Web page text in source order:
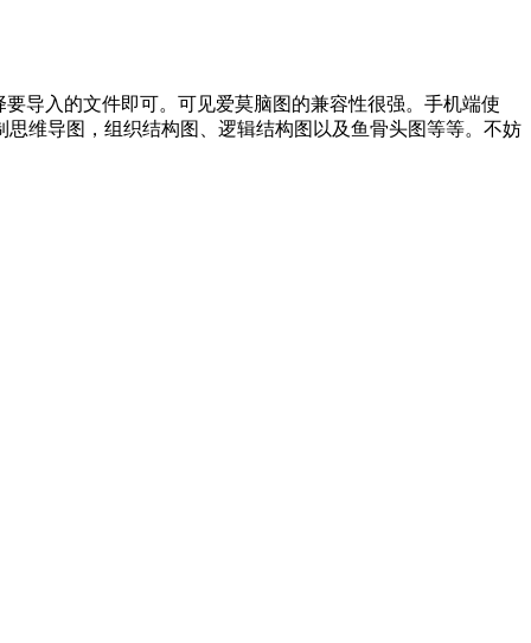
导入的文件即可。可见爱莫脑图的兼容性很强。手机端使
维导图，组织结构图、逻辑结构图以及鱼骨头图等等。不妨